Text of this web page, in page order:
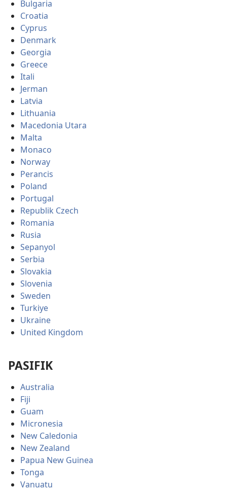
Bulgaria
Croatia
Cyprus
Denmark
Georgia
Greece
Itali
Jerman
Latvia
Lithuania
Macedonia Utara
Malta
Monaco
Norway
Perancis
Poland
Portugal
Republik Czech
Romania
Rusia
Sepanyol
Serbia
Slovakia
Slovenia
Sweden
Turkiye
Ukraine
United Kingdom
PASIFIK
Australia
Fiji
Guam
Micronesia
New Caledonia
New Zealand
Papua New Guinea
Tonga
Vanuatu